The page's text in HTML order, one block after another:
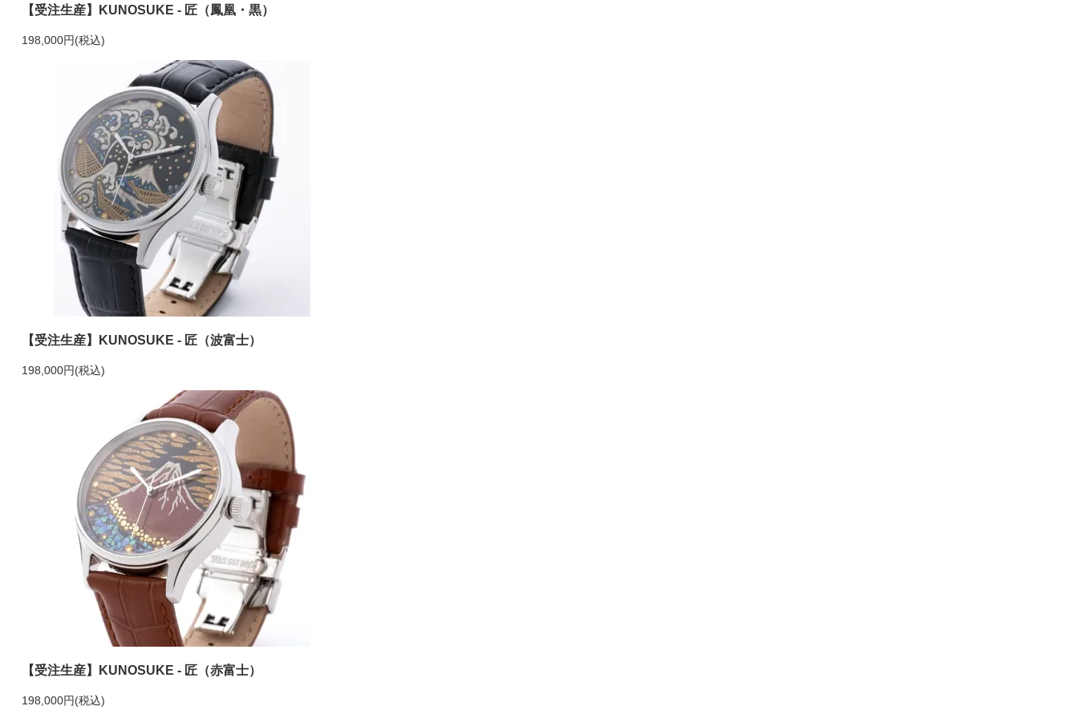
【受注生産】KUNOSUKE - 匠（鳳凰・黒）
198,000円(税込)
【受注生産】KUNOSUKE - 匠（波富士）
198,000円(税込)
【受注生産】KUNOSUKE - 匠（赤富士）
198,000円(税込)